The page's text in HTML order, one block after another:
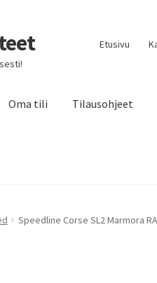
Etusivu
Oma tili Tilausohjeet
Speedline Corse SL2 Marmora